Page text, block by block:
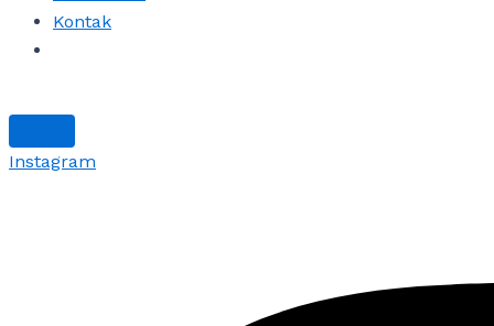
Kontak
Instagram